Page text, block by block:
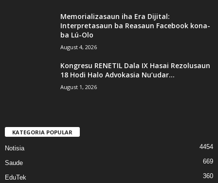
Memorializasaun iha Era Dijital:
Interpretasaun ba Reasaun Facebook kona-
ba Lú-Olo
August 4, 2026
Kongresu RENETIL Dala IX Hasai Rezolusaun
18 Hodi Halo Advokasia Nu’udar...
August 1, 2026
KATEGORIA POPULAR
Notisia 4454
Saude 669
EduTek 360